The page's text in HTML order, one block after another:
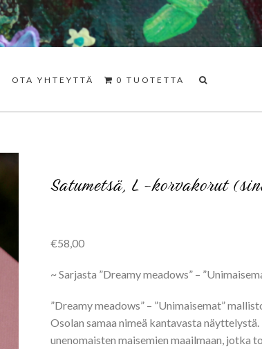
OTA YHTEYTTÄ 0 TUOTETTA
Satumetsä, L -korvakorut
€58,00
~ Sarjasta ”Dreamy meadows” –
”Dreamy meadows” – ”Unimaisemat”
Osolan samaa nimeä kantavasta
unenomaisten maisemien maailmaan, jotka